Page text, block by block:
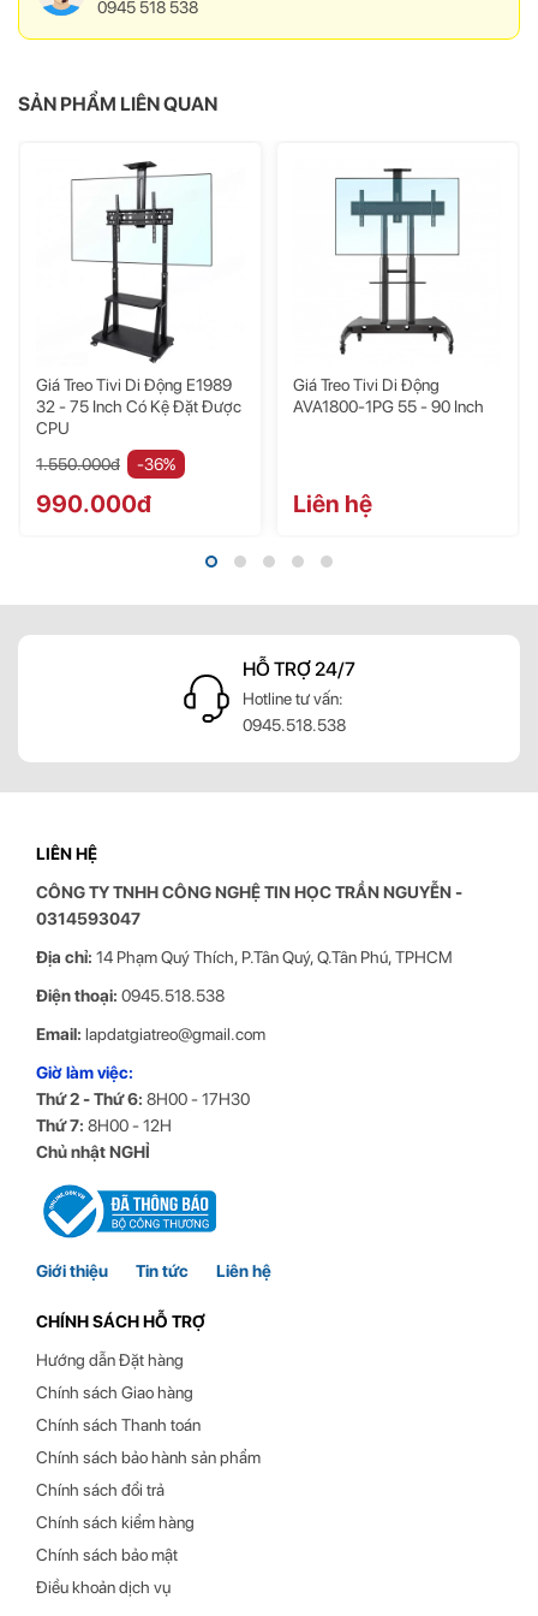
Bảng so sánh thông số kỹ thuật giữa
Thương hiệu North Bayou
Mã sản phẩm NB TW100
Tải trọng cho phép 300lbs (136.4kgs)
Góc nghiêng 0 °
Tiêu chuẩn tâm ốc (VESA) 200*200mm,
TV điều chỉnh độ Cao
Màu sắc Đen và Trắng
0945 518 538
SẢN PHẨM LIÊN QUAN
Giá Treo Tivi Di Động E1989
32 - 75 Inch Có Kệ Đặt Được
CPU
1.550.000đ
-36%
990.000đ
Giá Treo Tivi Di Động
AVA1800-1PG 55 - 90 Inch
Liên hệ
HỖ TRỢ 24/7
Hotline tư vấn:
0945.518.538
LIÊN HỆ
CÔNG TY TNHH CÔNG NGHỆ TIN HỌCTRẦN NGUYỄN-
0314593047
Địa chỉ: 14 Phạm Quý Thích, P.Tân Quý, Q.Tân Phú, TPHCM
Điện thoại: 0945.518.538
Email: lapdatgiatreo@gmail.com
Giờ làm việc:
Thứ 2 - Thứ 6: 8H00 - 17H30
Thứ 7: 8H00 - 12H
Chủ nhật NGHỈ
Giới thiệu Tin tức Liên hệ
CHÍNH SÁCH HỖ TRỢ
Hướng dẫn Đặt hàng
Chính sách Giao hàng
Chính sách Thanh toán
Chính sách bảo hành sản phẩm
Chính sách đổi trả
Chính sách kiểm hàng
Chính sách bảo mật
Điều khoản dịch vụ